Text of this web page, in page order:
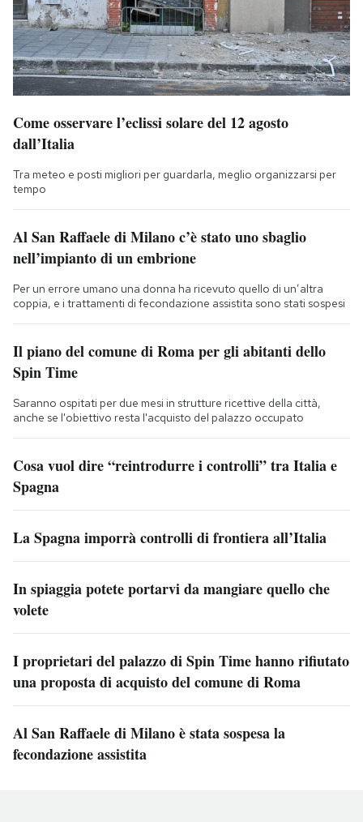
Come osservare l’eclissi solare del 12 agosto
dall’Italia
Tra meteo e posti migliori per guardarla, meglio organizzarsi per
tempo
Al San Raffaele di Milano c’è stato uno sbaglio
nell’impianto di un embrione
Per un errore umano una donna ha ricevuto quello di un’altra
coppia, e i trattamenti di fecondazione assistita sono stati sospesi
Il piano del comune di Roma per gli abitanti dello
Spin Time
Saranno ospitati per due mesi in strutture ricettive della città,
anche se l'obiettivo resta l'acquisto del palazzo occupato
Cosa vuol dire “reintrodurre i controlli” tra Italia e
Spagna
La Spagna imporrà controlli di frontiera all’Italia
In spiaggia potete portarvi da mangiare quello che
volete
I proprietari del palazzo di Spin Time hanno rifiutato
una proposta di acquisto del comune di Roma
Al San Raffaele di Milano è stata sospesa la
fecondazione assistita